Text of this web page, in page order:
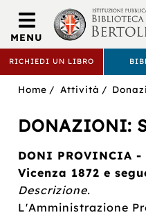
BIBLIOTECA
BERTOLIANA
RICHIEDI UN LIBRO
MENU
Sei
Home Attività
DONAZIONI:
DONI PROVINCIA
Vicenza 1872 e
Descrizione.
L'Amministrazione